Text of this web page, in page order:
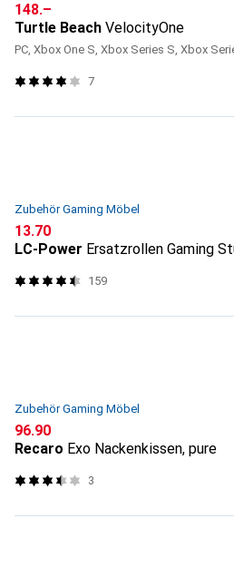
CHF
148.–
Turtle Beach VelocityOne
PC, Xbox One S, Xbox Series S, Xbox
7
Zubehör Gaming Möbel
CHF
13.70
LC-Power Ersatzrollen Gaming
159
Zubehör Gaming Möbel
CHF
96.90
Recaro Exo Nackenkissen, pure
3